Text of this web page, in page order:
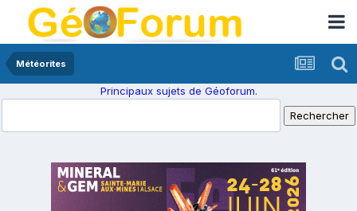
Météorites
Principaux sujets de Géoforum.